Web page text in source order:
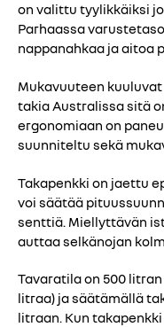
on valittu tyylikkäiksi
Parhaassa
nappanahkaa ja aitoa
Mukavuuteen
takia Australissa sitä
ergonomiaan on
suunniteltu sekä
Takapenkki on jaettu
voi säätää
senttiä. Miellyttävän
auttaa selkänojan
Tavaratila on 500
litraa) ja säätämällä
litraan. Kun